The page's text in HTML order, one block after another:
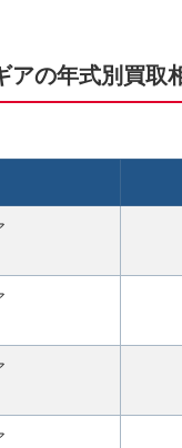
アの年式別買取